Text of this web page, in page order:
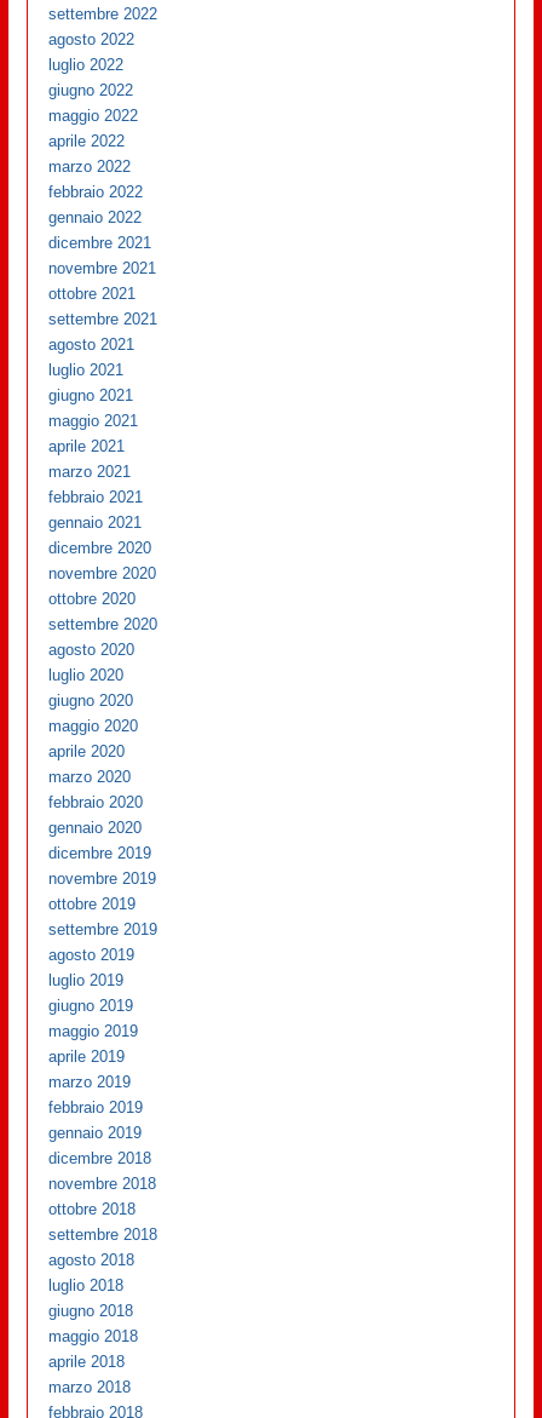
settembre 2022
agosto 2022
luglio 2022
giugno 2022
maggio 2022
aprile 2022
marzo 2022
febbraio 2022
gennaio 2022
dicembre 2021
novembre 2021
ottobre 2021
settembre 2021
agosto 2021
luglio 2021
giugno 2021
maggio 2021
aprile 2021
marzo 2021
febbraio 2021
gennaio 2021
dicembre 2020
novembre 2020
ottobre 2020
settembre 2020
agosto 2020
luglio 2020
giugno 2020
maggio 2020
aprile 2020
marzo 2020
febbraio 2020
gennaio 2020
dicembre 2019
novembre 2019
ottobre 2019
settembre 2019
agosto 2019
luglio 2019
giugno 2019
maggio 2019
aprile 2019
marzo 2019
febbraio 2019
gennaio 2019
dicembre 2018
novembre 2018
ottobre 2018
settembre 2018
agosto 2018
luglio 2018
giugno 2018
maggio 2018
aprile 2018
marzo 2018
febbraio 2018